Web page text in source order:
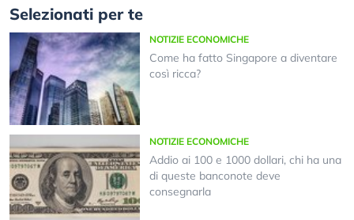
Selezionati per te
NOTIZIE ECONOMICHE
Come ha fatto Singapore a diventare
così ricca?
NOTIZIE ECONOMICHE
Addio ai 100 e 1000 dollari, chi ha una
di queste banconote deve
consegnarla